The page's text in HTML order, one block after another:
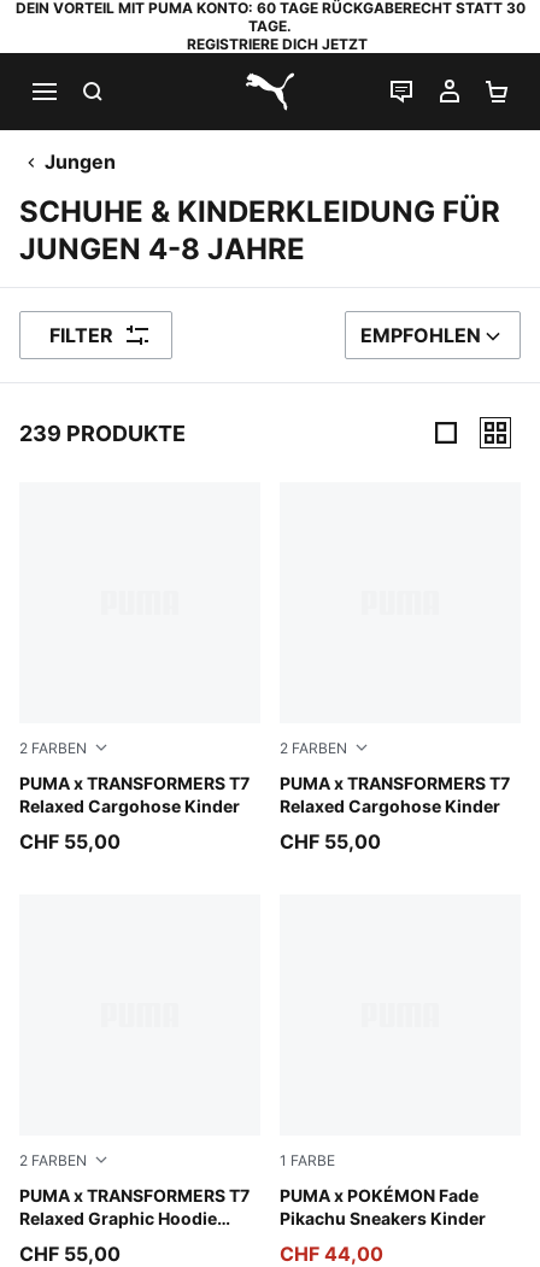
DEIN VORTEIL MIT PUMA KONTO: 60 TAGE RÜCKGABERECHT STATT 30
TAGE.
REGISTRIERE DICH JETZT
PUMA.com
LIVE-CHAT
MEIN
Jungen
SCHUHE & KINDERKLEIDUNG FÜR
JUNGEN 4-8 JAHRE
FILTER SORTIEREN NACH
EMPFOHLEN
239 PRODUKTE
2 FARBEN
PUMA x TRANSFORMERS T7
Relaxed Cargohose Kinder
Racing Blue
CHF 55,00
2 FARBEN
PUMA x TRANSFORMERS T7
Relaxed Cargohose Kinder
Puma Black
CHF 55,00
2 FARBEN
PUMA x TRANSFORMERS T7
Relaxed Graphic Hoodie
Racing Blue
CHF 55,00
1 FARBE
PUMA x POKÉMON Fade
Pikachu Sneakers Kinder
Energizing Yellow-PUMA
CHF 44,00